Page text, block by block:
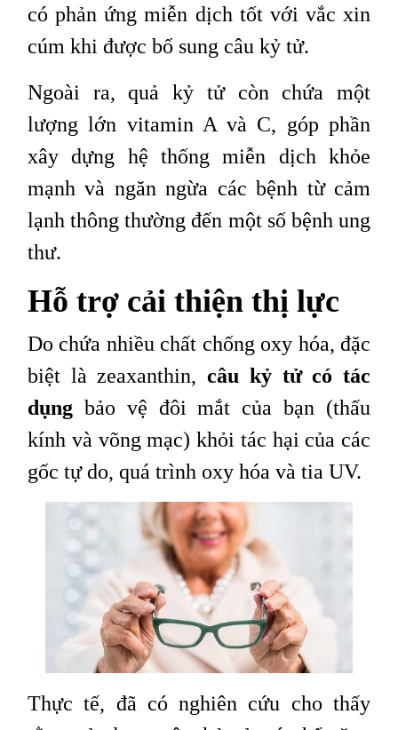
có phản ứng miễn dịch tốt với vắc xin
cúm khi được bổ sung câu kỷ tử.
Ngoài ra, quả kỷ tử còn chứa một
lượng lớn vitamin A và C, góp phần
xây dựng hệ thống miễn dịch khỏe
mạnh và ngăn ngừa các bệnh từ cảm
lạnh thông thường đến một số bệnh ung
thư.
Hỗ trợ cải thiện thị lực
Do chứa nhiều chất chống oxy hóa, đặc
biệt là zeaxanthin,câu kỷ tử có tác
dụng bảo vệ đôi mắt của bạn (thấu
kính và võng mạc) khỏi tác hại của các
gốc tự do, quá trình oxy hóa và tia UV.
Thực tế, đã có nghiên cứu cho thấy